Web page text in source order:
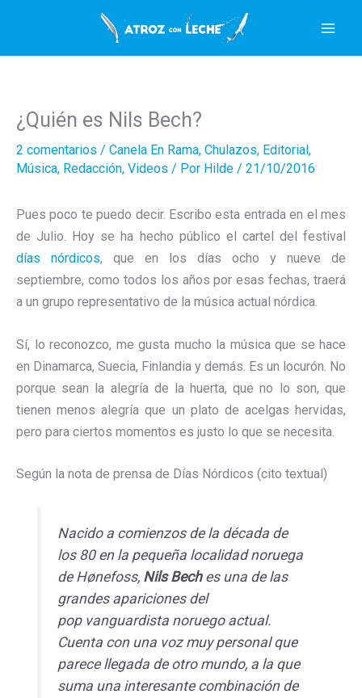
contenido
¿Quién es Nils Bech?
2 comentarios / Canela En Rama, Chulazos, Editorial,
Música, Redacción, Videos / Por Hilde / 21/10/2016
Pues poco te puedo decir. Escribo esta entrada en el mes
de Julio. Hoy se ha hecho público el cartel del festival
días nórdicos, que en los días ocho y nueve de
septiembre, como todos los años por esas fechas, traerá
a un grupo representativo de la música actual nórdica.
Sí, lo reconozco, me gusta mucho la música que se hace
en Dinamarca, Suecia, Finlandia y demás. Es un locurón. No
porque sean la alegría de la huerta, que no lo son, que
tienen menos alegría que un plato de acelgas hervidas,
pero para ciertos momentos es justo lo que se necesita.
Según la nota de prensa de Días Nórdicos (cito textual)
Nacido a comienzos de la década de
los 80 en la pequeña localidad noruega
de Hønefoss, Nils Beches una de las
grandes apariciones del
pop vanguardista noruego actual.
Cuenta con una voz muy personal que
parece llegada de otro mundo, a la que
suma una interesante combinación de